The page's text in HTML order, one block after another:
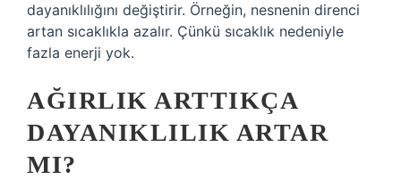
dayanıklılığını değiştirir. Örneğin, nesnenin direnci
artan sıcaklıkla azalır. Çünkü sıcaklık nedeniyle
fazla enerji yok.
AĞIRLIK ARTTIKÇA
DAYANIKLILIK ARTAR
MI?